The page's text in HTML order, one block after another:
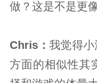
做？这是不是更
Chris：我觉得
方面的相似性其